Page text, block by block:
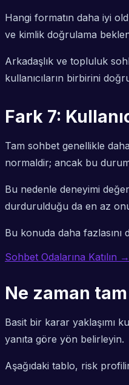
Hangi formatın daha iyi
ve kimlik doğrulama
Arkadaşlık ve topluluk
kullanıcıların birbirini
Fark 7:
Tam sohbet genellikle
normaldir; ancak bu durum
Bu nedenle deneyimi
durdurulduğu da en az
Bu konuda daha fazlasını
Sohbet Odalarına Katılın →
Ne zaman
Basit bir karar yaklaşımı
yanıta göre yön belirleyin.
Aşağıdaki tablo, risk